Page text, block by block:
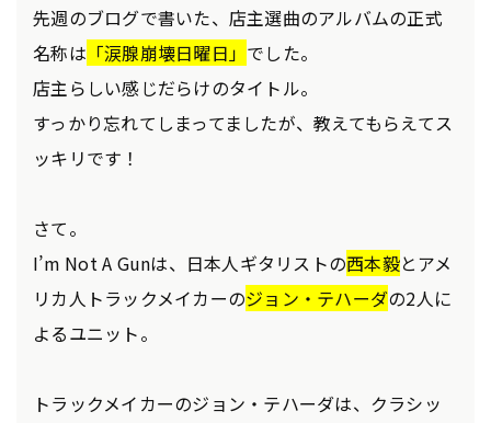
先週のブログで書いた、店主選曲のアルバムの正式
名称は 「涙腺崩壊日曜日」 でした。
店主らしい感じだらけのタイトル。
すっかり忘れてしまってましたが、教えてもらえてス
ッキリです！
さて。
I’m Not A Gunは、日本人ギタリストの西本毅とアメ
リカ人トラックメイカーのジョン・テハーダの2人に
よるユニット。
トラックメイカーのジョン・テハーダは、クラシッ